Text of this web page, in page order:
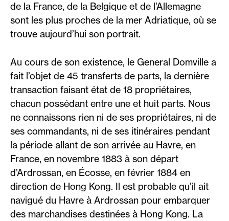
de la France, de la Belgique et de l’Allemagne
sont les plus proches de la mer Adriatique, où se
trouve aujourd’hui son portrait.
Au cours de son existence, le General Domville a
fait l’objet de 45 transferts de parts, la dernière
transaction faisant état de 18 propriétaires,
chacun possédant entre une et huit parts. Nous
ne connaissons rien ni de ses propriétaires, ni de
ses commandants, ni de ses itinéraires pendant
la période allant de son arrivée au Havre, en
France, en novembre 1883 à son départ
d’Ardrossan, en Écosse, en février 1884 en
direction de Hong Kong. Il est probable qu’il ait
navigué du Havre à Ardrossan pour embarquer
des marchandises destinées à Hong Kong. La